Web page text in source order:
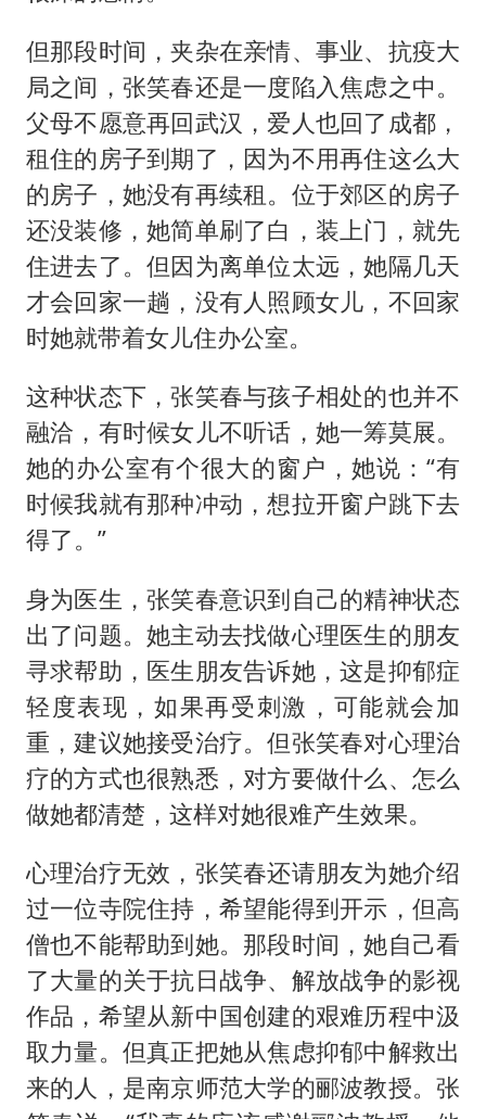
但那段时间，夹杂在亲情、事业、抗疫大
局之间，张笑春还是一度陷入焦虑之中。
父母不愿意再回武汉，爱人也回了成都，
租住的房子到期了，因为不用再住这么大
的房子，她没有再续租。位于郊区的房子
还没装修，她简单刷了白，装上门，就先
住进去了。但因为离单位太远，她隔几天
才会回家一趟，没有人照顾女儿，不回家
时她就带着女儿住办公室。
这种状态下，张笑春与孩子相处的也并不
融洽，有时候女儿不听话，她一筹莫展。
她的办公室有个很大的窗户，她说：“有
时候我就有那种冲动，想拉开窗户跳下去
得了。”
身为医生，张笑春意识到自己的精神状态
出了问题。她主动去找做心理医生的朋友
寻求帮助，医生朋友告诉她，这是抑郁症
轻度表现，如果再受刺激，可能就会加
重，建议她接受治疗。但张笑春对心理治
疗的方式也很熟悉，对方要做什么、怎么
做她都清楚，这样对她很难产生效果。
心理治疗无效，张笑春还请朋友为她介绍
过一位寺院住持，希望能得到开示，但高
僧也不能帮助到她。那段时间，她自己看
了大量的关于抗日战争、解放战争的影视
作品，希望从新中国创建的艰难历程中汲
取力量。但真正把她从焦虑抑郁中解救出
来的人，是南京师范大学的郦波教授。张